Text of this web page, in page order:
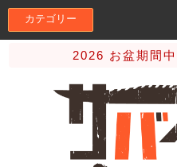
カテゴリー
2026 お盆期間